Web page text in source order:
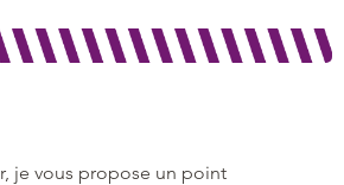
je vous propose un point